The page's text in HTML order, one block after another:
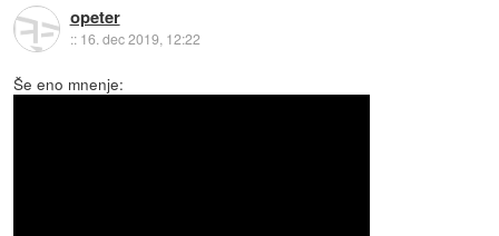
opeter
:: 16. dec 2019, 12:22
Še eno mnenje: